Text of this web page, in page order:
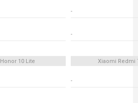
-
-
Honor 10 Lite
Xiaomi Redmi
-